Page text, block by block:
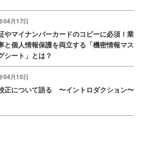
04月17日
やマイナンバーカードのコピーに必須！業
と個人情報保護を両立する「機密情報マス
シート」とは？
04月10日
について語る 〜イントロダクション〜